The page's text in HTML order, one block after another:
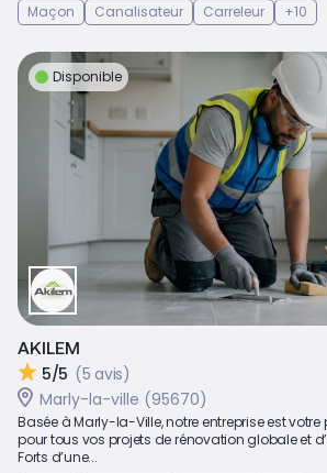
Maçon
Canalisateur Carreleur +10
Disponible
AKILEM
5/5 (5 avis)
Marly-la-ville (95670)
Basée à Marly-la-Ville, notre entreprise est
pour tous vos projets de rénovation globale et
Forts d’une...